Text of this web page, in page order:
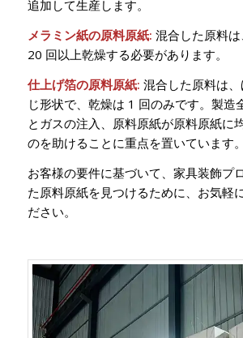
追加して生産します。
メラミン紙の原料原紙: 混合した原料
20 回以上乾燥する必要があります。
仕上げ箔の原料原紙: 混合した原料は
じ形状で、乾燥は 1 回のみです。製造
とガスの注入、原料原紙が原料原紙に
のを助けることに重点を置いています。
お客様の要件に基づいて、家具装飾プ
た原料原紙を見つけるために、お気軽
ださい。